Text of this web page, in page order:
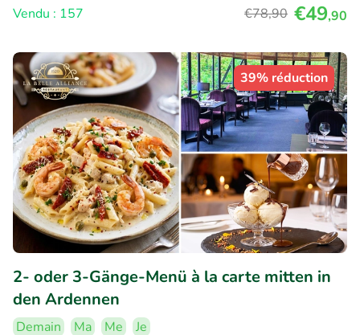
Vendu : 157
€78,90 €49,90
39% réduction
2- oder 3-Gänge-Menü à la carte mitten in
den Ardennen
Demain Ma Me
Je